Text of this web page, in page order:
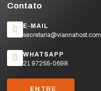
Contato
E-MAIL
secretaria@viannahost.com
WHATSAPP
21 97255-0698
ENTRE